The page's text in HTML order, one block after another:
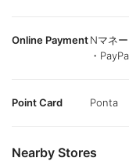
Online PaymentNマネ
・
Point Card Ponta
Nearby Stores